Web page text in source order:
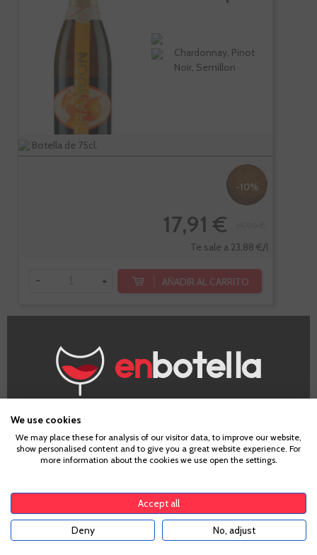
Chardonnay, Pinot
Noir, Semillon
Botella de 75cl.
-10%
17,91 €
Te sale a 23,88 €/l
- + AÑADIR AL CARRITO
Aperol Spritz
Botella de 1l.
¿Eres mayor de edad?
Para acceder a enbotella, debes tener la edad legal de
tu país de residencia, lo cual es suficiente para
aplicable. Confirma si tienes más de18años
We use cookies
We may place these for analysis of our visitor data, to improve our website,
show personalised content and to give you a great website experience. For
more information about the cookies we use open the settings.
Accept all
Deny No, adjust